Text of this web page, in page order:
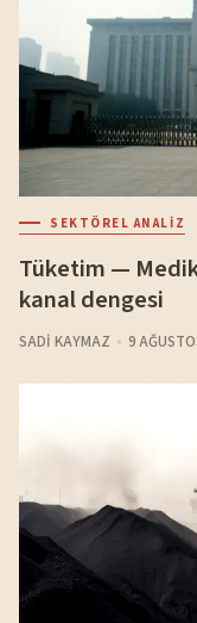
SEKTÖREL ANALIZ
Tüketim —
kanal dengesi
SADI KAYMAZ 9